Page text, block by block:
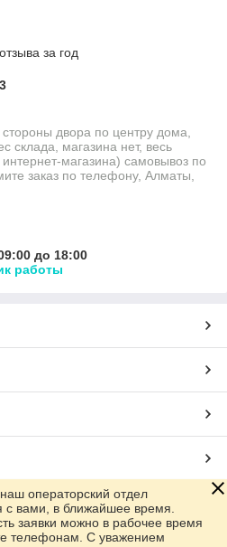
за год
двора по центру дома,
склада, магазина нет, весь
магазина) самовывоз по
заказ по телефону, Алматы,
до 18:00
работы
операторский отдел
с вами, в ближайшее время.
заявки можно в рабочее время
телефонам. С уважением